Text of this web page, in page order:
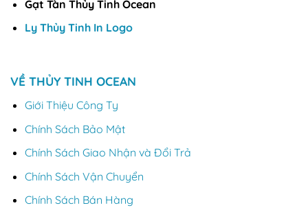
Gạt Tàn Thủy Tinh Ocean
Ly Thủy Tinh In Logo
VỀ THỦY TINH OCEAN
Giới Thiệu Công Ty
Chính Sách Bảo Mật
Chính Sách Giao Nhận và Đổi Trả
Chính Sách Vận Chuyển
Chính Sách Bán Hàng